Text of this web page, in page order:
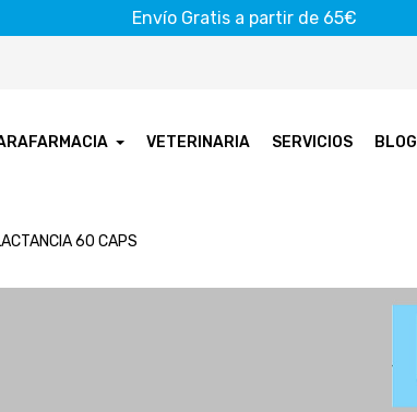
Envío Gratis a partir de 65€
VETERINARIA SERVICIOS BLOG
60 CAPS